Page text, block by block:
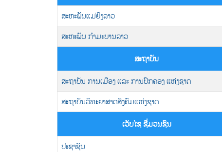
ສະຫະພັນແມ່ຍິງລາວ
ສະຫະພັນ ກຳມະບານລາວ
ສະຖາບັນ
ສະຖາບັນ ການເມືອງ ແລະ ການປົກຄອງ ແຫ່ງຊາດ
ສະຖາບັນວິທະຍາສາດສັງຄົມແຫ່ງຊາດ
ເວັບໄຊ ຊື່ມວນຊົນ
ປະຊາຊົນ